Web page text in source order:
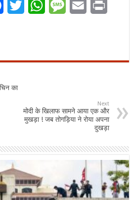
FacebookTwitterWhatsAppMessageEmail
का
Next
मोदी के खिलाफ सामने आया एक और
मुखड़ा ! जब तोगड़िया ने रोया अपना
दुखड़ा